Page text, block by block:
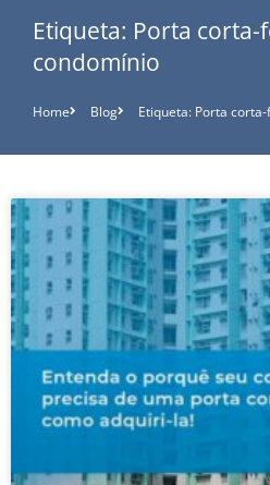
Etiqueta: Porta corta-
condomínio
Home Blog Etiqueta: Porta